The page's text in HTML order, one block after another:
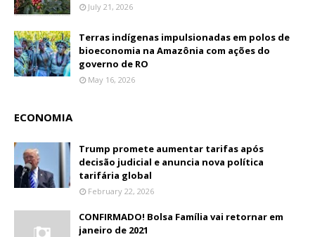
July 21, 2026
Terras indígenas impulsionadas em polos de
bioeconomia na Amazônia com ações do
governo de RO
May 16, 2026
ECONOMIA
Trump promete aumentar tarifas após
decisão judicial e anuncia nova política
tarifária global
February 22, 2026
CONFIRMADO! Bolsa Família vai retornar em
janeiro de 2021